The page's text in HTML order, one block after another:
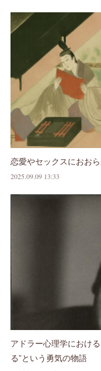
恋愛やセックスにおお
2025.09.09 13:33
アドラー心理学におけ
る”という勇気の物語